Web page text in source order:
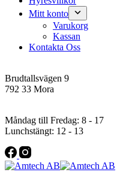
Mitt konto
Varukorg
Kassan
Kontakta Oss
Brudtallsvägen 9
792 33 Mora
Måndag till Fredag: 8 - 17
Lunchstängt: 12 - 13